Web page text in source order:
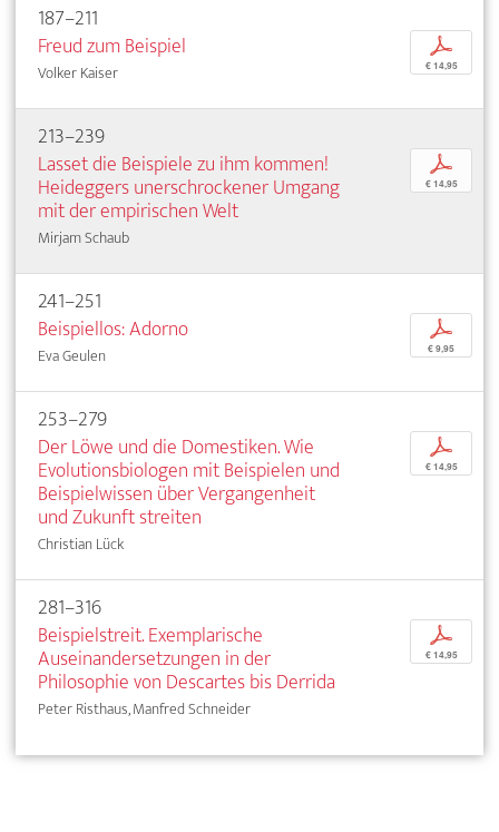
187–211
Freud zum Beispiel
Volker Kaiser
p
€ 14,95
213–239
Lasset die Beispiele zu ihm kommen!
Heideggers unerschrockener Umgang
mit der empirischen Welt
Mirjam Schaub
p
€ 14,95
241–251
Beispiellos: Adorno
Eva Geulen
p
€ 9,95
253–279
Der Löwe und die Domestiken. Wie
Evolutionsbiologen mit Beispielen und
Beispielwissen über Vergangenheit
und Zukunft streiten
Christian Lück
p
€ 14,95
281–316
Beispielstreit. Exemplarische
Auseinandersetzungen in der
Philosophie von Descartes bis Derrida
Peter Risthaus, Manfred Schneider
p
€ 14,95